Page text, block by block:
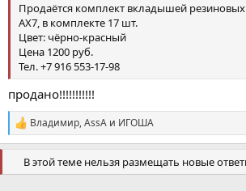
Продаётся комплект вкладышей
АХ7, в комплекте 17 шт.
Цвет: чёрно-красный
Цена 1200 руб.
Тел. +7 916 553-17-98
продано!!!!!!!!!!!
С
и
а
Владимир,AssA и ИГОША
В этой теме нельзя размещать новые